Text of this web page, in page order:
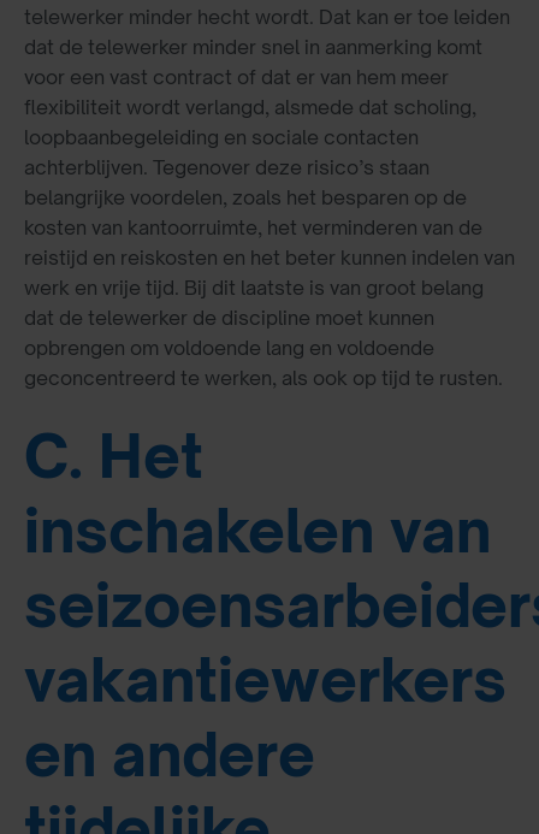
telewerker minder hecht wordt. Dat kan er toe leiden
dat de telewerker minder snel in aanmerking komt
voor een vast contract of dat er van hem meer
flexibiliteit wordt verlangd, alsmede dat scholing,
loopbaanbegeleiding en sociale contacten
achterblijven. Tegenover deze risico’s staan
belangrijke voordelen, zoals het besparen op de
kosten van kantoorruimte, het verminderen van de
reistijd en reiskosten en het beter kunnen indelen van
werk en vrije tijd. Bij dit laatste is van groot belang
dat de telewerker de discipline moet kunnen
opbrengen om voldoende lang en voldoende
geconcentreerd te werken, als ook op tijd te rusten.
C. Het
inschakelen van
vakantiewerkers
en andere